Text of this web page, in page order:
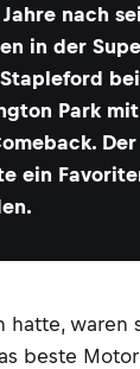
nach
in der
Stapleford
Park
ein
beste